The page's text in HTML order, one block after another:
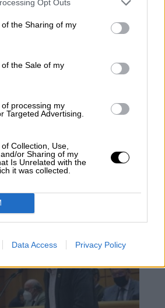
Opt Outs
the Sharing of my
the Sale of my
processing my
Targeted Advertising.
Collection, Use,
or Sharing of my
Is Unrelated with the
it was collected.
Data Access Privacy Policy
los Diputados
del Ingreso Mínimo